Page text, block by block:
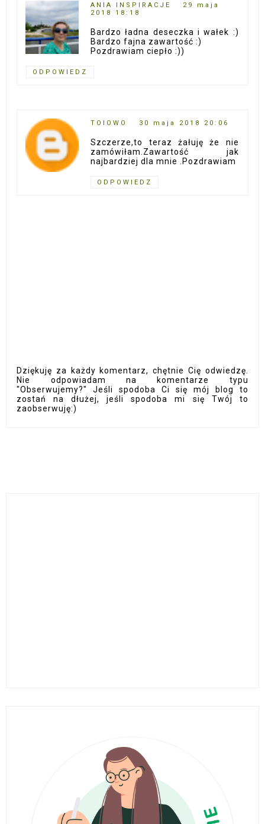
ANIA INSPIRACJE
29 maja
2018 18:18
Bardzo ładna deseczka i wałek :)
Bardzo fajna zawartość :)
Pozdrawiam ciepło :))
ODPOWIEDZ
TOIOWO 30 maja 2018 20:06
Szczerze,to teraz żałuję że nie
zamówiłam.Zawartość jak
najbardziej dla mnie .Pozdrawiam
ODPOWIEDZ
Dziękuję za każdy komentarz, chętnie Cię odwiedzę.
Nie odpowiadam na komentarze typu
"Obserwujemy?" Jeśli spodoba Ci się mój blog to
zostań na dłużej, jeśli spodoba mi się Twój to
zaobserwuję:)